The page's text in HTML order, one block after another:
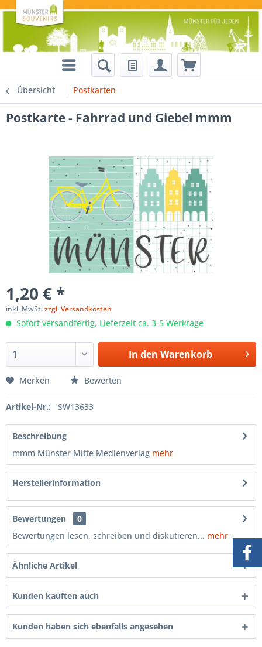
Übersicht Postkarten
Postkarte - Fahrrad und Giebel mmm
1,20 € *
inkl. MwSt.zzgl. Versandkosten
Sofort versandfertig, Lieferzeit ca. 3-5 Werktage
In den Warenkorb
Merken Bewerten
Artikel-Nr.: SW13633
Beschreibung
mmm Münster Mitte Medienverlag mehr
Herstellerinformation
Bewertungen
0
Bewertungen lesen, schreiben und diskutieren... mehr
Ähnliche Artikel
Kunden kauften auch
Kunden haben sich ebenfalls angesehen